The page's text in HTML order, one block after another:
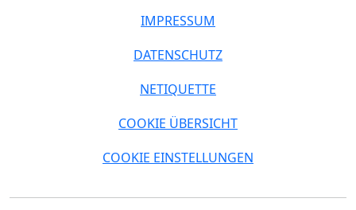
IMPRESSUM
DATENSCHUTZ
NETIQUETTE
COOKIE ÜBERSICHT
COOKIE EINSTELLUNGEN